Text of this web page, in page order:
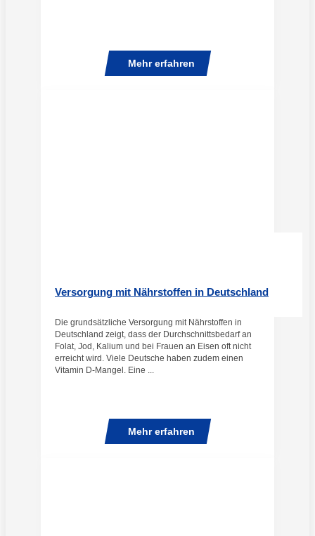
Mehr erfahren
Versorgung mit Nährstoffen in Deutschland
Die grundsätzliche Versorgung mit Nährstoffen in
Deutschland zeigt, dass der Durchschnittsbedarf an
Folat, Jod, Kalium und bei Frauen an Eisen oft nicht
erreicht wird. Viele Deutsche haben zudem einen
Vitamin D-Mangel. Eine ...
Mehr erfahren